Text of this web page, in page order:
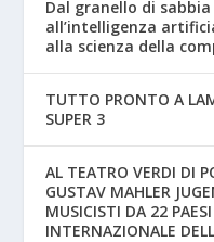
Dal granello di
all’intelligenza
alla scienza della
TUTTO PRONTO A
SUPER 3
AL TEATRO VERDI DI
GUSTAV MAHLER
MUSICISTI DA 22
INTERNAZIONALE